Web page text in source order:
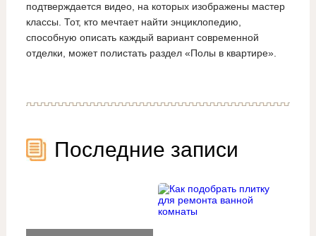
подтверждается видео, на которых изображены мастер
классы. Тот, кто мечтает найти энциклопедию,
способную описать каждый вариант современной
отделки, может полистать раздел «Полы в квартире».
Последние записи